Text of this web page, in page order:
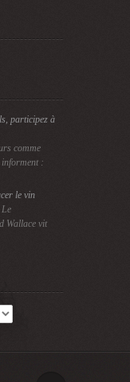
participez à
comme
informent :
le vin
Wallace vit